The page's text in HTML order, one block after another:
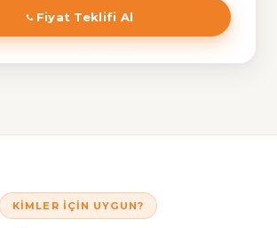
Fiyat Teklifi Al
KIMLER İÇIN UYGUN?